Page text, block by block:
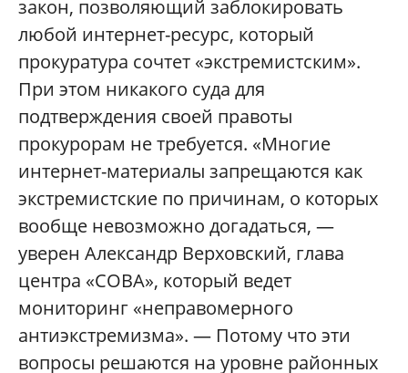
закон, позволяющий заблокировать
любой интернет-ресурс, который
прокуратура сочтет «экстремистским».
При этом никакого суда для
подтверждения своей правоты
прокурорам не требуется. «Многие
интернет-материалы запрещаются как
экстремистские по причинам, о которых
вообще невозможно догадаться, —
уверен Александр Верховский, глава
центра «СОВА», который ведет
мониторинг «неправомерного
антиэкстремизма». — Потому что эти
вопросы решаются на уровне районных